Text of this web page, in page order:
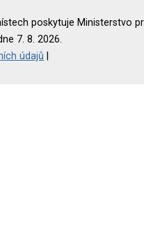
poskytuje Ministerstvo
7. 8. 2026.
údajů